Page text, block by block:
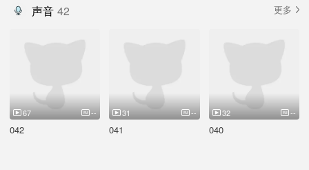
声音 42 更多
042
67 --
041
31 --
040
32 --